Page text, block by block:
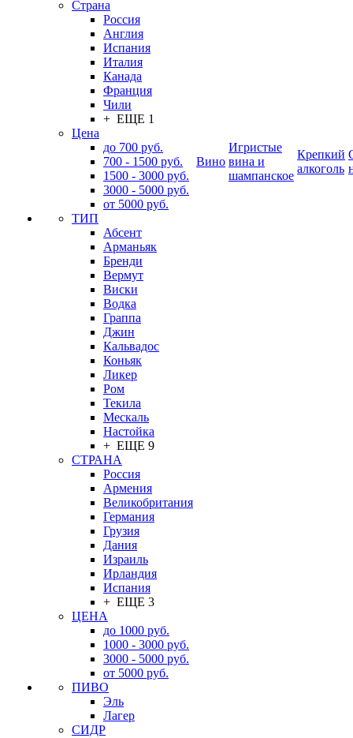
Страна
Россия
Англия
Испания
Италия
Канада
Франция
Чили
+ ЕЩЕ 1
Цена
до 700 руб.
700 - 1500 руб.
1500 - 3000 руб.
3000 - 5000 руб.
от 5000 руб.
ТИП
Абсент
Арманьяк
Бренди
Вермут
Виски
Водка
Граппа
Джин
Кальвадос
Коньяк
Ликер
Ром
Текила
Мескаль
Настойка
+ ЕЩЕ 9
СТРАНА
Россия
Армения
Великобритания
Германия
Грузия
Дания
Израиль
Ирландия
Испания
+ ЕЩЕ 3
ЦЕНА
до 1000 руб.
1000 - 3000 руб.
3000 - 5000 руб.
от 5000 руб.
ПИВО
Эль
Лагер
СИДР
Вино
Игристые
вина и
шампанское
Крепкий
алкоголь